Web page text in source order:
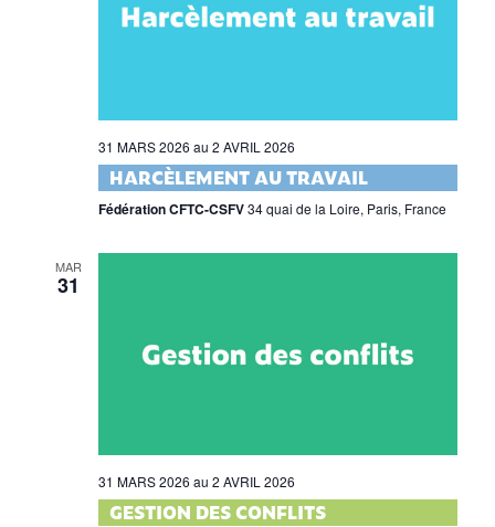
31 MARS 2026 au 2 AVRIL 2026
HARCÈLEMENT AU TRAVAIL
Fédération CFTC-CSFV34 quai de la Loire, Paris, France
MAR
31
31 MARS 2026 au 2 AVRIL 2026
GESTION DES CONFLITS